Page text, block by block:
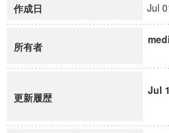
作成日 Jul
所有者
更新履歴
Jul